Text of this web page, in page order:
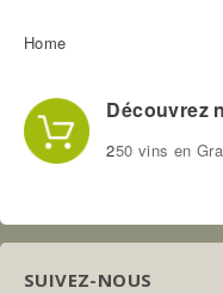
Home
Découvrez
250 vins en
SUIVEZ-NOUS